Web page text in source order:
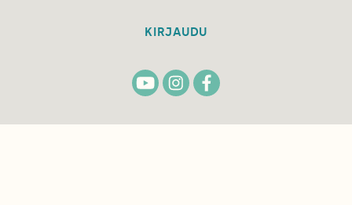
KIRJAUDU